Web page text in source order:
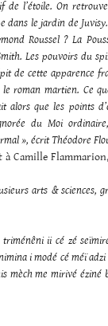
de l’étoile. On
le jardin de
Roussel ? La
Les pouvoirs du
de cette apparence
roman martien. Ce
alors que les points
du Moi
», écrit Théodore
Camille
arts & sciences,
ii cé zé
i modé cé méï
mèch me mirivé éziné